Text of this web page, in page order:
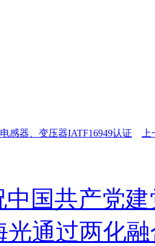
感器、变压器IATF16949认证
国共产党建
光通过两化